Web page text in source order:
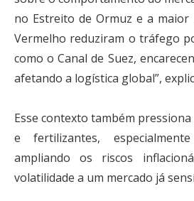
no Estreito de Ormuz e a
Vermelho reduziram o tráfego
como o Canal de Suez,
afetando a logística global”,
Esse contexto também
e fertilizantes,
ampliando os riscos
volatilidade a um mercado já